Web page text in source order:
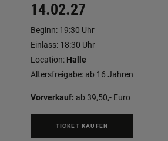
14.02.27
Beginn: 19:30 Uhr
Einlass: 18:30 Uhr
Location: Halle
Altersfreigabe: ab 16 Jahren
Vorverkauf: ab 39,50,- Euro
TICKET KAUFEN